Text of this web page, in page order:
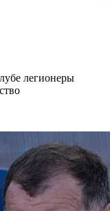
легионеры